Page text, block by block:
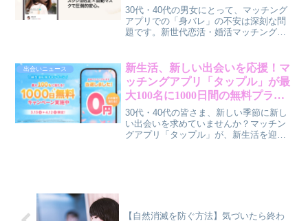
心な恋活・婚活の扉を開く
30代・40代の男女にとって、マッチング
アプリでの「身バレ」の不安は深刻な問
題です。新世代恋活・婚活マッチングア
消し、安心で主体的な出会いをサポート
します。いいねした相手にだけ顔を公開
できるこの機能は、スクリーンショット
抑止機能と合わせて、プライバシーを二
重に保護します。夏の出会いシーズンを
前に、賢作がそのメリットを解説しま
す。
出会いニュース
新生活、新しい出会いを応援！マ
ッチングアプリ「タップル」が最
大100名に1000日間の無料プラン
をプレゼントするキャンペーンを
実施
30代・40代の皆さま、新しい季節に新し
い出会いを求めていませんか？マッチン
グアプリ「タップル」が、新生活を迎え
【自然消滅を防ぐ方法】気づいたら終わ